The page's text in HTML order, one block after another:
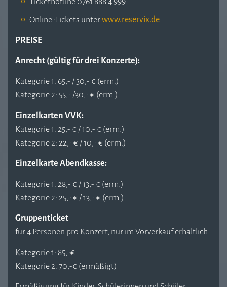
Online-Tickets unterwww.reservix.de
PREISE
Anrecht (gültig für drei Konzerte):
Kategorie 1: 65,- / 30,- € (erm.)
Kategorie 2: 55,- /30,- € (erm.)
Einzelkarten VVK:
Kategorie 1: 25,- € / 10,- € (erm.)
Kategorie 2: 22,- € / 10,- € (erm.)
Einzelkarte Abendkasse:
Kategorie 1: 28,- € / 13,- € (erm.)
Kategorie 2: 25,- € / 13,- € (erm.)
Gruppenticket
für 4 Personen pro Konzert, nur im Vorverkauf erhältlich
Kategorie 1: 85,-€
Kategorie 2: 70,-€ (ermäßigt)